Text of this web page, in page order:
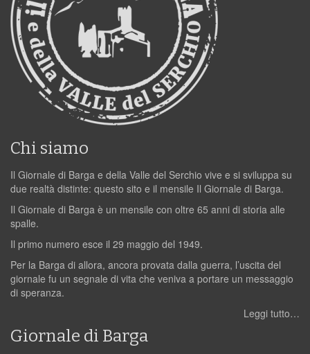
Chi siamo
Il Giornale di Barga e della Valle del Serchio vive e si sviluppa su
due realtà distinte: questo sito e il mensile Il Giornale di Barga.
Il Giornale di Barga è un mensile con oltre 65 anni di storia alle
spalle.
Il primo numero esce il 29 maggio del 1949.
Per la Barga di allora, ancora provata dalla guerra, l’uscita del
giornale fu un segnale di vita che veniva a portare un messaggio
di speranza.
Leggi tutto…
Giornale di Barga